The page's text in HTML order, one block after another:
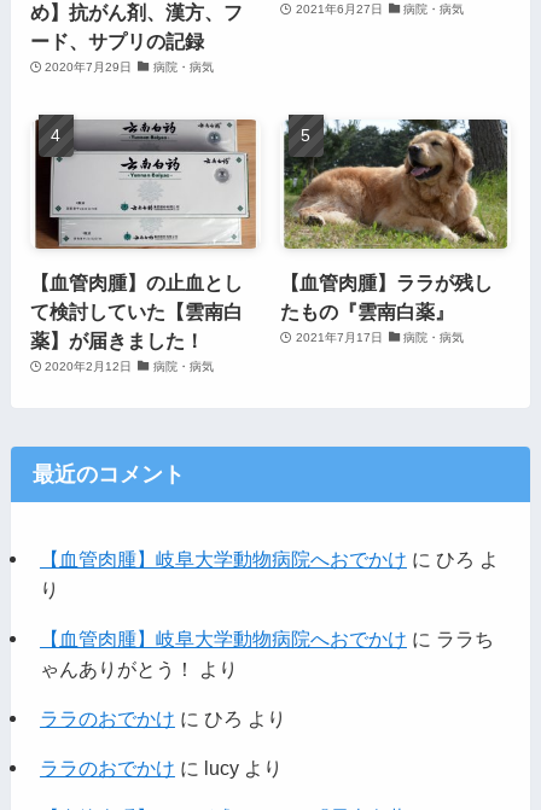
め】抗がん剤、漢方、フ
ード、サプリの記録
2020年7月29日 病院・病気
2021年6月27日 病院・病気
【血管肉腫】の止血とし
て検討していた【雲南白
薬】が届きました！
2020年2月12日 病院・病気
【血管肉腫】ララが残し
たもの『雲南白薬』
2021年7月17日 病院・病気
最近のコメント
【血管肉腫】岐阜大学動物病院へおでかけ に ひろ よ
り
【血管肉腫】岐阜大学動物病院へおでかけ に ララち
ゃんありがとう！
より
ララのおでかけ に ひろ より
ララのおでかけ に lucyより